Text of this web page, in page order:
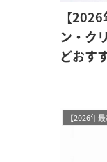
【
ン・ク
どおす